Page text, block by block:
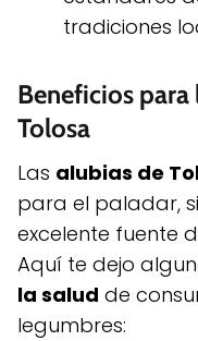
tradiciones
Beneficios para
Tolosa
Las alubias de
para el paladar,
excelente fuente
Aquí te dejo
la salud de
legumbres: